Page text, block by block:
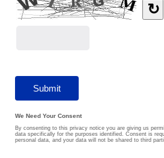
↻
We Need Your Consent
By consenting to this privacy notice you are giving us
data specifically for the purposes identified. Consent is
personal data, and your data will not be shared to third